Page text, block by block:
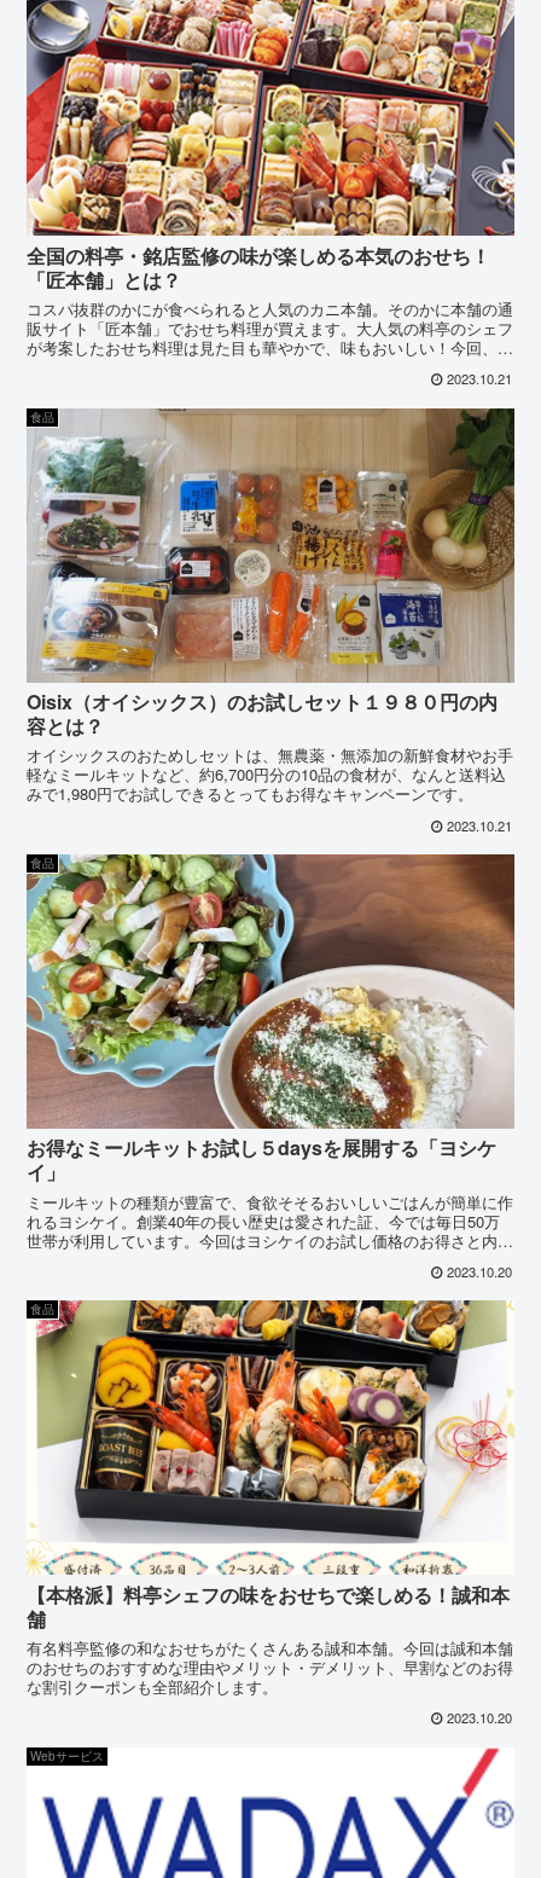
全国の料亭・銘店監修の味が楽しめる本気のおせち！
「匠本舗」とは？
コスパ抜群のかにが食べられると人気のカニ本舗。そのかに本舗の通
販サイト「匠本舗」でおせち料理が買えます。大人気の料亭のシェフ
が考案したおせち料理は見た目も華やかで、味もおいしい！今回、匠
2023.10.21
食品
Oisix（オイシックス）のお試しセット１９８０円の内
容とは？
オイシックスのおためしセットは、無農薬・無添加の新鮮食材やお手
軽なミールキットなど、約6,700円分の10品の食材が、なんと送料込
みで1,980円でお試しできるとってもお得なキャンペーンです。
2023.10.21
食品
お得なミールキットお試し５daysを展開する「ヨシケ
イ」
ミールキットの種類が豊富で、食欲そそるおいしいごはんが簡単に作
れるヨシケイ。創業40年の長い歴史は愛された証、今では毎日50万
世帯が利用しています。今回はヨシケイのお試し価格のお得さと内
2023.10.20
食品
【本格派】料亭シェフの味をおせちで楽しめる！誠和本
舗
有名料亭監修の和なおせちがたくさんある誠和本舗。今回は誠和本舗
のおせちのおすすめな理由やメリット・デメリット、早割などのお得
な割引クーポンも全部紹介します。
2023.10.20
Webサービス